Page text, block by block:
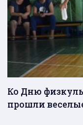
Ко Дню
прошли